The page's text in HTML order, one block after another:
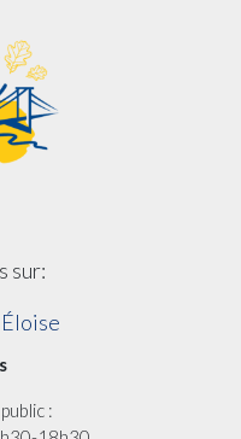
sur:
: